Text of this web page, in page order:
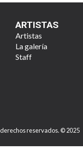
ARTISTAS
Artistas
La galería
Staff
reservados. © 2025